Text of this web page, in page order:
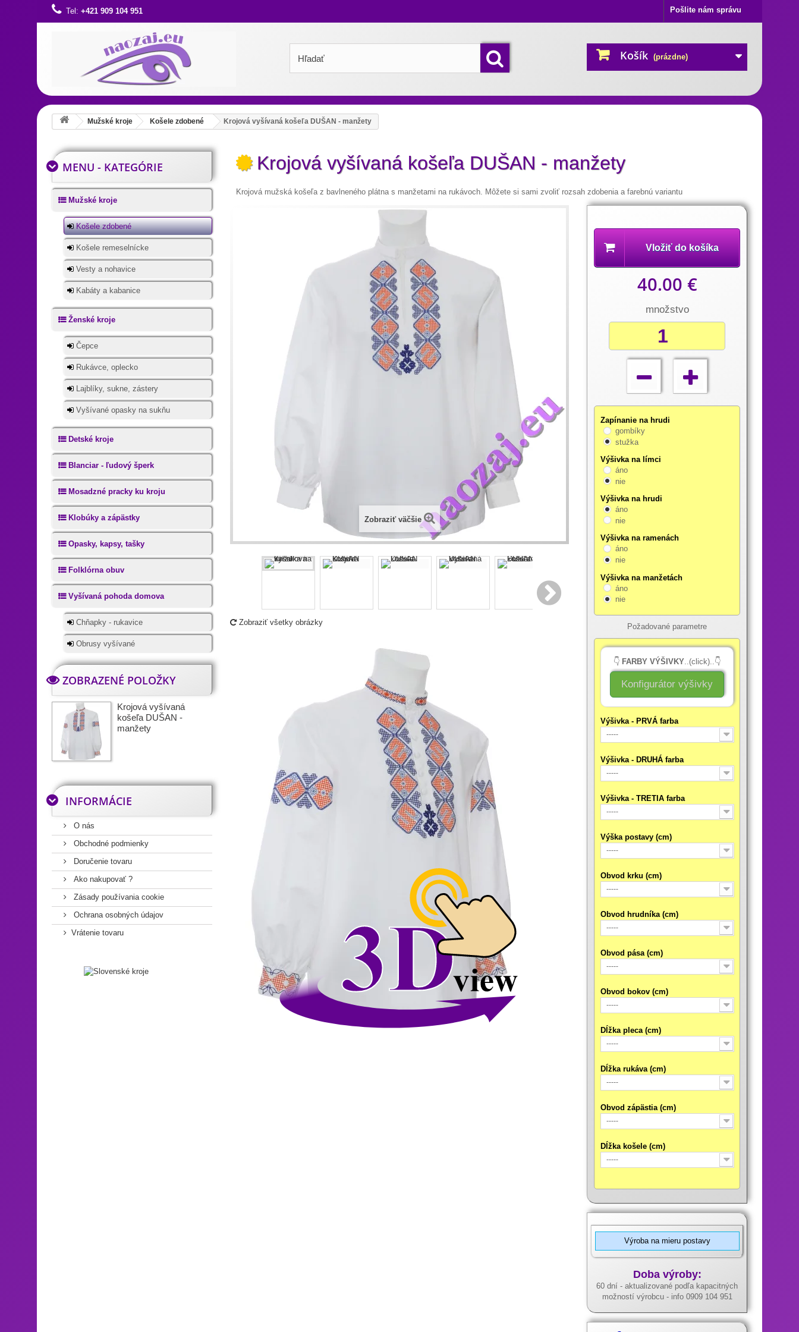
Pošlite nám správu
Tel: +421 909 104 951
Košík (prázdne)
Mužské kroje Košele zdobené Krojová vyšívaná košeľa DUŠAN - manžety
MENU - KATEGÓRIE
Mužské kroje
Košele zdobené
Košele remeselnícke
Vesty a nohavice
Kabáty a kabanice
Ženské kroje
Čepce
Rukávce, oplecko
Lajblíky, sukne, zástery
Vyšívané opasky na sukňu
Detské kroje
Blanciar - ľudový šperk
Mosadzné pracky ku kroju
Klobúky a zápästky
Opasky, kapsy, tašky
Folklórna obuv
Vyšívaná pohoda domova
Chňapky - rukavice
Obrusy vyšívané
ZOBRAZENÉ POLOŽKY
Krojová vyšívaná
košeľa DUŠAN -
manžety
INFORMÁCIE
O nás
Obchodné podmienky
Doručenie tovaru
Ako nakupovať ?
Zásady používania cookie
Ochrana osobných údajov
Vrátenie tovaru
Krojová vyšívaná košeľa DUŠAN - manžety
Krojová mužská košeľa z bavlneného plátna s manžetami na rukávoch. Môžete si sami zvoliť rozsah zdobenia a farebnú variantu
Zobraziť väčšie
Zobraziť všetky obrázky
Vložiť do košíka
40.00 €
množstvo
Zapínanie na hrudi
gombíky
stužka
Výšivka na límci
áno
nie
Výšivka na hrudi
áno
nie
Výšivka na ramenách
áno
nie
Výšivka na manžetách
áno
nie
Požadované parametre
👇 FARBY VÝŠIVKY ..(click)..👇
Konfigurátor výšivky
Výšivka - PRVÁ farba
-----
Výšivka - DRUHÁ farba
-----
Výšivka - TRETIA farba
-----
Výška postavy (cm)
-----
Obvod krku (cm)
-----
Obvod hrudníka (cm)
-----
Obvod pása (cm)
-----
Obvod bokov (cm)
-----
Dĺžka pleca (cm)
-----
Dĺžka rukáva (cm)
-----
Obvod zápästia (cm)
-----
Dĺžka košele (cm)
-----
Výroba na mieru postavy
Doba výroby:
60 dní - aktualizované podľa kapacitných
možností výrobcu - info 0909 104 951
produktu